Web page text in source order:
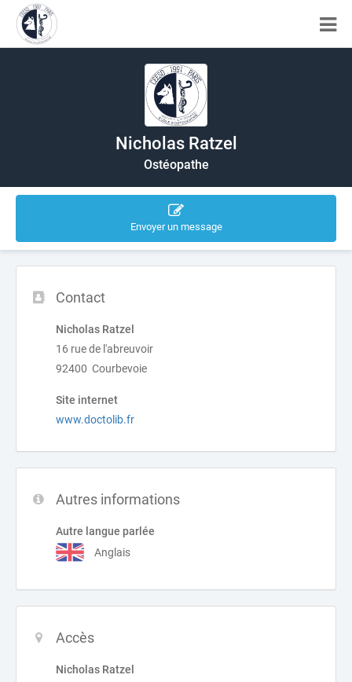
Nicholas Ratzel
Ostéopathe
Envoyer un message
Contact
Nicholas Ratzel
16 rue de l'abreuvoir
92400 Courbevoie
Site internet
www.doctolib.fr
Autres informations
Autre langue parlée
Anglais
Accès
Nicholas Ratzel